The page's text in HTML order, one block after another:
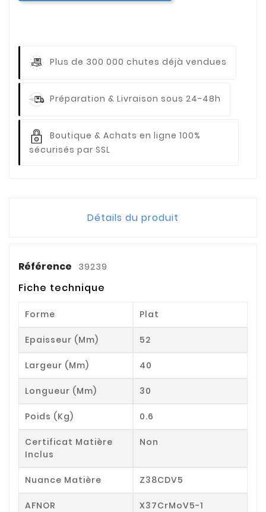
Plus de 300 000 chutes déjà vendues
Préparation & Livraison sous 24-48h
Boutique & Achats en ligne 100%
sécurisés par SSL
Détails du produit
Référence 39239
Fiche technique
Forme Plat
Epaisseur (mm) 52
Largeur (mm) 40
Longueur (mm) 30
Poids (kg) 0.6
Certificat Matière
Inclus
Non
Nuance Matière Z38CDV5
AFNOR X37CrMoV5-1